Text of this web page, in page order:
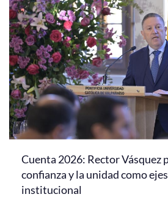
Cuenta 2026: Rector Vásquez
confianza y la unidad como
institucional